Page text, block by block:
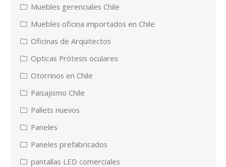
Muebles gerenciales Chile
Muebles oficina importados en Chile
Oficinas de Arquitectos
Opticas Prótesis oculares
Otorrinos en Chile
Paisajismo Chile
Pallets nuevos
Paneles
Paneles prefabricados
pantallas LED comerciales